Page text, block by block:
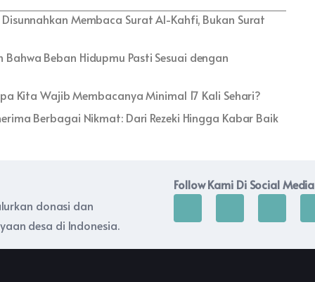
Membaca Surat Al-Kahfi, Bukan Surat
Beban Hidupmu Pasti Sesuai dengan
Kita Wajib Membacanya Minimal 17 Kali Sehari?
Berbagai Nikmat: Dari Rezeki Hingga Kabar Baik
donasi dan
desa di Indonesia.
Follow Kami Di Social Media